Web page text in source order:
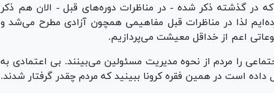
در گذشته ذکر شده - در مناظرات دوره‌های قبل - الان هم ذکر
لذا در مناظرات قبل مفاهیمی همچون آزادی مطرح می‌شد و
اعم از خداقل معیشت می‌پردازیم.
را مردم از نحوه مدیریت مسئولین می‌بینند. بی اعتمادی به
است در همین فقره کرونا ببینید که مردم چقدر گرفتار شدند.